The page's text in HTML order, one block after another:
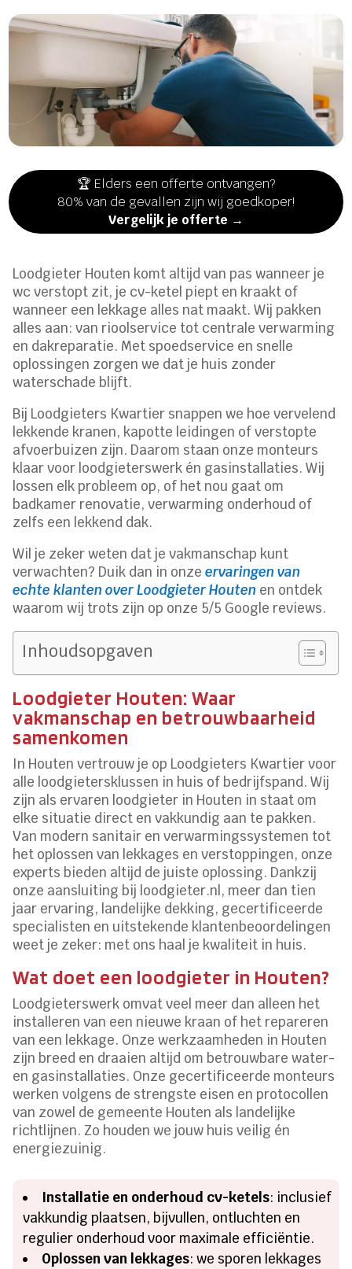
🏆 Elders een offerte ontvangen?
80% van de gevallen zijn wij goedkoper!
Vergelijk je offerte →
Loodgieter Houten komt altijd van pas wanneer je
wc verstopt zit, je cv-ketel piept en kraakt of
wanneer een lekkage alles nat maakt. Wij pakken
alles aan: van rioolservice tot centrale verwarming
en dakreparatie. Met spoedservice en snelle
oplossingen zorgen we dat je huis zonder
waterschade blijft.
Bij Loodgieters Kwartier snappen we hoe vervelend
lekkende kranen, kapotte leidingen of verstopte
afvoerbuizen zijn. Daarom staan onze monteurs
klaar voor loodgieterswerk én gasinstallaties. Wij
lossen elk probleem op, of het nou gaat om
badkamer renovatie, verwarming onderhoud of
zelfs een lekkend dak.
Wil je zeker weten dat je vakmanschap kunt
verwachten? Duik dan in onzeervaringen van
echte klanten over Loodgieter Houten en ontdek
waarom wij trots zijn op onze 5/5 Google reviews.
Inhoudsopgaven
Loodgieter Houten: Waar
vakmanschap en betrouwbaarheid
samenkomen
In Houten vertrouw je op Loodgieters Kwartier voor
alle loodgietersklussen in huis of bedrijfspand. Wij
zijn als ervaren loodgieter in Houten in staat om
elke situatie direct en vakkundig aan te pakken.
Van modern sanitair en verwarmingssystemen tot
het oplossen van lekkages en verstoppingen, onze
experts bieden altijd de juiste oplossing. Dankzij
onze aansluiting bij loodgieter.nl, meer dan tien
jaar ervaring, landelijke dekking, gecertificeerde
specialisten en uitstekende klantenbeoordelingen
weet je zeker: met ons haal je kwaliteit in huis.
Wat doet een loodgieter in Houten?
Loodgieterswerk omvat veel meer dan alleen het
installeren van een nieuwe kraan of het repareren
van een lekkage. Onze werkzaamheden in Houten
zijn breed en draaien altijd om betrouwbare water-
en gasinstallaties. Onze gecertificeerde monteurs
werken volgens de strengste eisen en protocollen
van zowel de gemeente Houten als landelijke
richtlijnen. Zo houden we jouw huis veilig én
energiezuinig.
Installatie en onderhoud cv-ketels: inclusief
vakkundig plaatsen, bijvullen, ontluchten en
regulier onderhoud voor maximale efficiëntie.
Oplossen van lekkages: we sporen lekkages